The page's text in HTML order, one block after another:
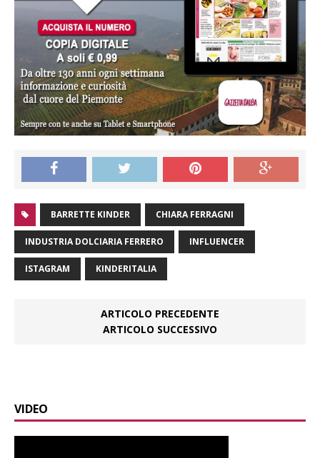
BARRETTE KINDER CHIARA FERRAGNI
INDUSTRIA DOLCIARIA FERRERO INFLUENCER
ISTAGRAM KINDERITALIA
ARTICOLO PRECEDENTE
ARTICOLO SUCCESSIVO
VIDEO